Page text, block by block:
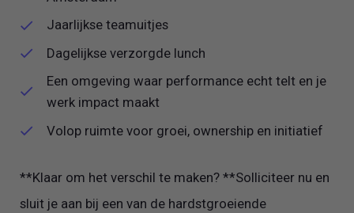
Jaarlijkse teamuitjes
Dagelijkse verzorgde lunch
Een omgeving waar performance echt telt en je
werk impact maakt
Volop ruimte voor groei, ownership en initiatief
**Klaar om het verschil te maken? **Solliciteer nu en
sluit je aan bij een van de hardstgroeiende